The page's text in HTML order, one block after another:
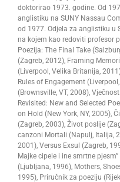
doktorirao 1973. godine. Od
anglistiku na SUNY Nassau
od 1977. Odjela za anglistiku u
na kojem kao redoviti profesor
Poezija: The Final Take
(Zagreb, 2012), Framing
(Liverpool, Velika Britanija,
Rules of Engagement
(Brownsville, VT, 2008),
Revisited: New and Selected
on Hold (New York, NY, 2005),
(Zagreb, 2003), Život poslije
canzoni Mortali (Napulj, Italija,
2001), Versus Exsul (Zagreb,
Majke cipele i ine smrtne
(Ljubljana, 1996), Mothers,
1995), Priručnik za poeziju